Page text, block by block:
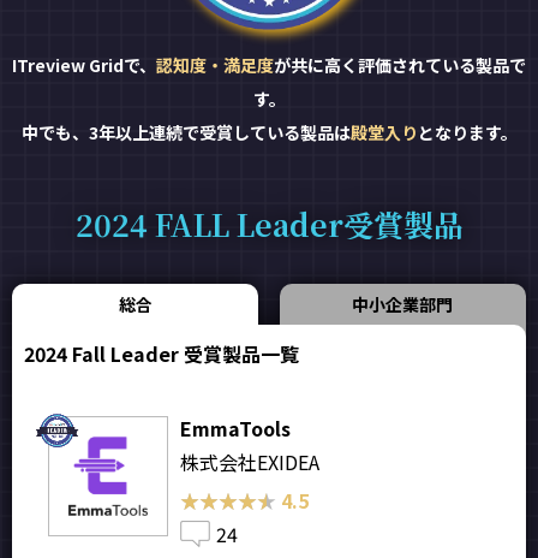
ITreview Gridで、 認知度・満足度が共に高く評価されている製品で
す。
中でも、3年以上連続で受賞している製品は殿堂入り となります。
2024 FALL Leader受賞製品
総合 中小企業部門
2024 Fall Leader 受賞製品一覧
EmmaTools
株式会社EXIDEA
★★★★★
★★★★★ 4.5
24